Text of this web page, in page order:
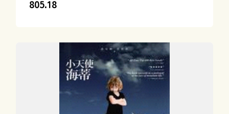
805.18